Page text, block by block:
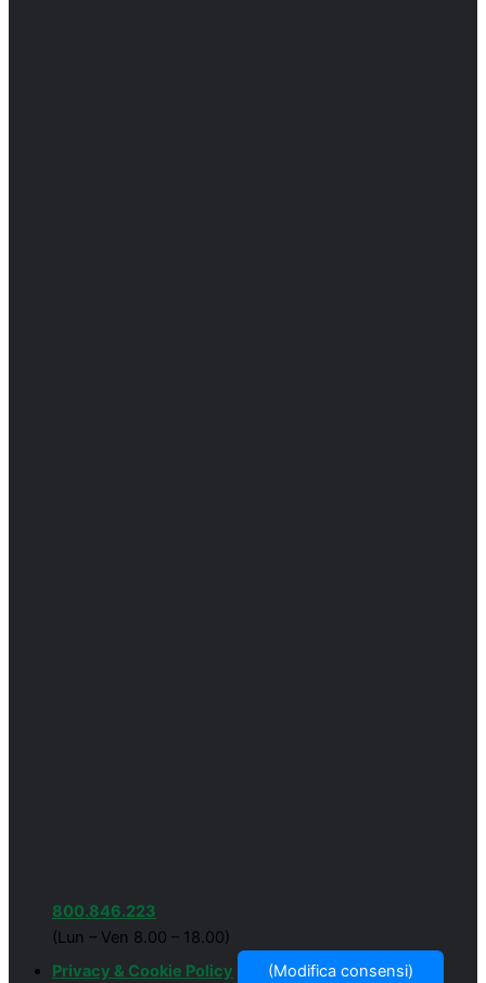
800.846.223
(Lun – Ven 8.00 – 18.00)
Privacy & Cookie Policy
(Modifica consensi)